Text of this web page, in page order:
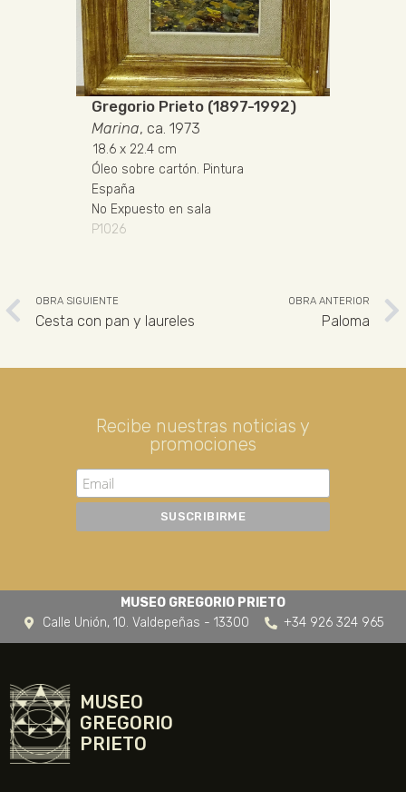
Gregorio Prieto (1897-1992)
Marina, ca. 1973
18.6 x 22.4 cm
Óleo sobre cartón. Pintura
España
No Expuesto en sala
P1026
OBRA SIGUIENTE
Cesta con pan y laureles
OBRA ANTERIOR
Paloma
Recibe nuestras noticias y
promociones
MUSEO GREGORIO PRIETO
Calle Unión, 10. Valdepeñas - 13300
+34 926 324 965
MUSEO
GREGORIO
PRIETO